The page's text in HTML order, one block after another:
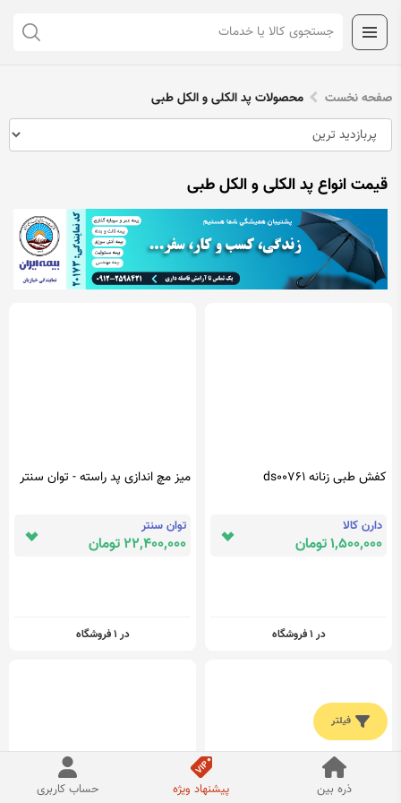
صفحه نخست محصولات پد الکلی و الکل طبی
قیمت انواع پد الکلی و الکل طبی
کفش طبی زنانه ds00761
دارن کالا
1,500,000 تومان
در 1 فروشگاه
میز مچ اندازی پد راسته - توان سنتر
توان سنتر
22,400,000 تومان
در 1 فروشگاه
فیلتر
ذره بین پیشنهاد ویژه حساب کاربری